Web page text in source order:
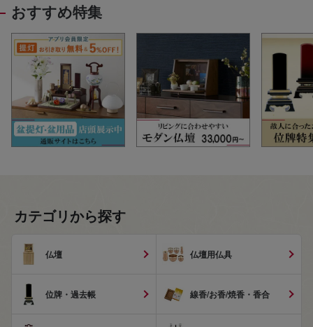
おすすめ特集
カテゴリから探す
仏壇 仏壇用仏具
位牌・過去帳 線香/お香/焼香・香合